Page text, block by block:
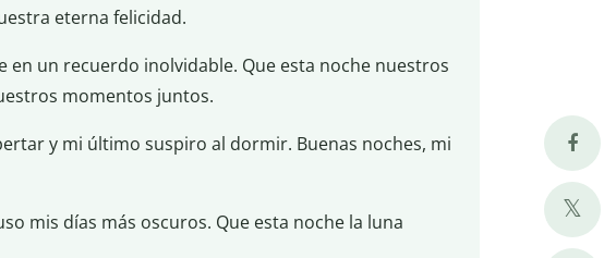
eterna felicidad.
en un recuerdo inolvidable. Que esta noche nuestros
momentos juntos.
y mi último suspiro al dormir. Buenas noches, mi
mis días más oscuros. Que esta noche la luna